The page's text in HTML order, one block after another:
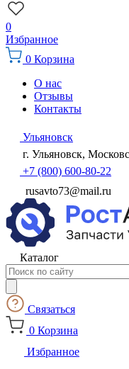
0
Избранное
0 Корзина
О нас
Отзывы
Контакты
Ульяновск
г. Ульяновск,
+7 (800) 600-80-22
rusavto73@mail.ru
Каталог
Поиск
товаров
Связаться
0 Корзина
Избранное